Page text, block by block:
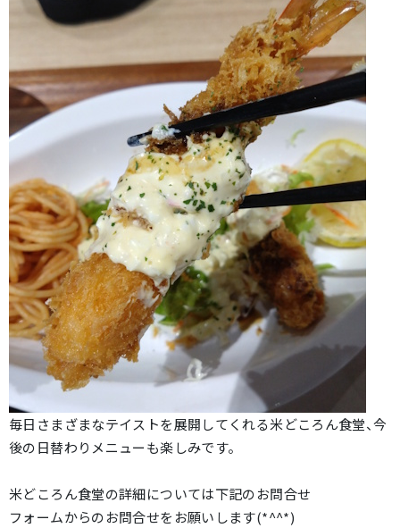
毎日さまざまなテイストを展開してくれる米どころん食堂、今
後の日替わりメニューも楽しみです。
米どころん食堂の詳細については下記のお問合せ
フォームからのお問合せをお願いします(*^^*)